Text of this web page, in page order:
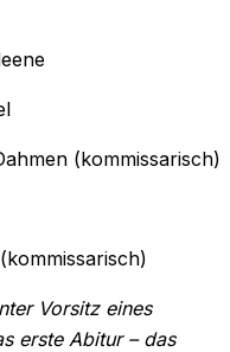
(kommissarisch)
Vorsitz eines
erste Abitur – das